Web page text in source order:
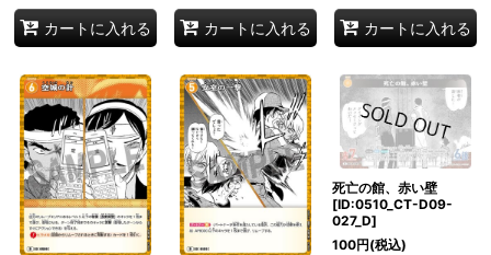
カートに入れる カートに入れる カートに入れる
死亡の館、赤い壁
[ID:0510_CT-D09-
027_D]
100円(税込)